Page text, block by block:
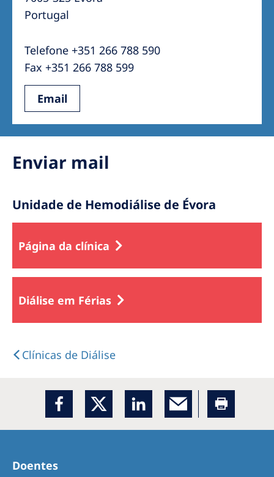
United States of America
NephroCare International
Global Website
Portugal
Telefone +351 266 788 590
Fax +351 266 788 599
Email
Enviar mail
Unidade de Hemodiálise de Évora
Página da clínica
Diálise em Férias
Clínicas de Diálise
Doentes